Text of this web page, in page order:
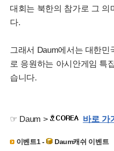
대회는 북한의 참가로 그 의
다.
그래서 Daum에서는 대한
로 응원하는 아시안게임 특
습니다.
☞ Daum > 바로 가
이벤트1 - Daum캐쉬 이벤트